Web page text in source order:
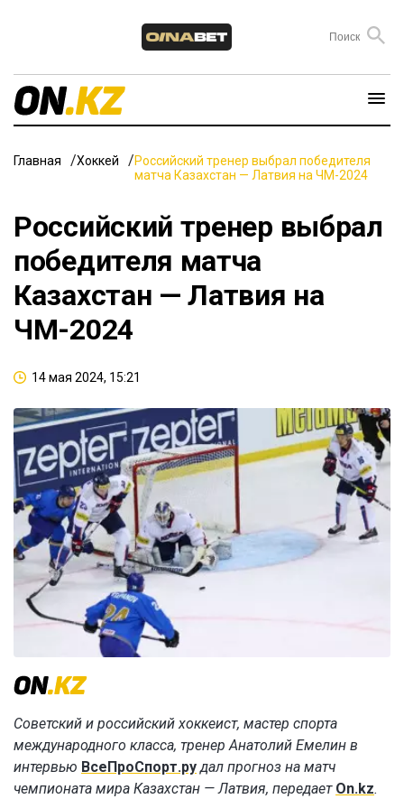
Главная Хоккей
Российский тренер выбрал победителя
матча Казахстан — Латвия на ЧМ-2024
Российский тренер выбрал
победителя матча
Казахстан — Латвия на
ЧМ-2024
14 мая 2024, 15:21
Советский и российский хоккеист, мастер спорта
международного класса, тренер Анатолий Емелин в
интервью ВсеПроСпорт.рудал прогноз на матч
чемпионата мира Казахстан — Латвия, передает On.kz.